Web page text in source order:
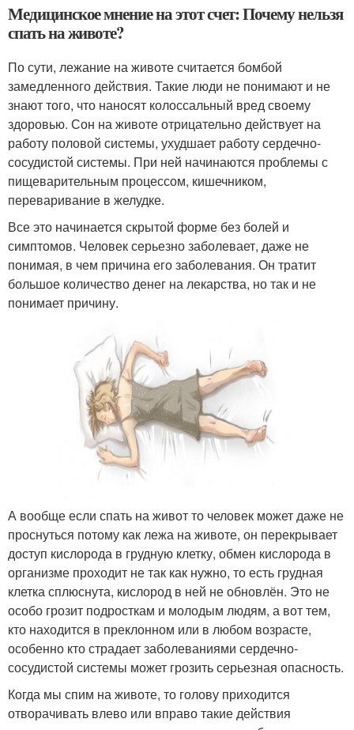
Медицинское мнение на этот счет: Почему нельзя
спать на животе?
По сути, лежание на животе считается бомбой
замедленного действия. Такие люди не понимают и не
знают того, что наносят колоссальный вред своему
здоровью. Сон на животе отрицательно действует на
работу половой системы, ухудшает работу сердечно-
сосудистой системы. При ней начинаются проблемы с
пищеварительным процессом, кишечником,
переваривание в желудке.
Все это начинается скрытой форме без болей и
симптомов. Человек серьезно заболевает, даже не
понимая, в чем причина его заболевания. Он тратит
большое количество денег на лекарства, но так и не
понимает причину.
А вообще если спать на живот то человек может даже не
проснуться потому как лежа на животе, он перекрывает
доступ кислорода в грудную клетку, обмен кислорода в
организме проходит не так как нужно, то есть грудная
клетка сплюснута, кислород в ней не обновлён. Это не
особо грозит подросткам и молодым людям, а вот тем,
кто находится в преклонном или в любом возрасте,
особенно кто страдает заболеваниями сердечно-
сосудистой системы может грозить серьезная опасность.
Когда мы спим на животе, то голову приходится
отворачивать влево или вправо такие действия